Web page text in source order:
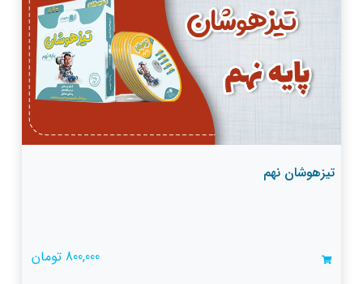
تیزهوشان نهم
800,000 تومان